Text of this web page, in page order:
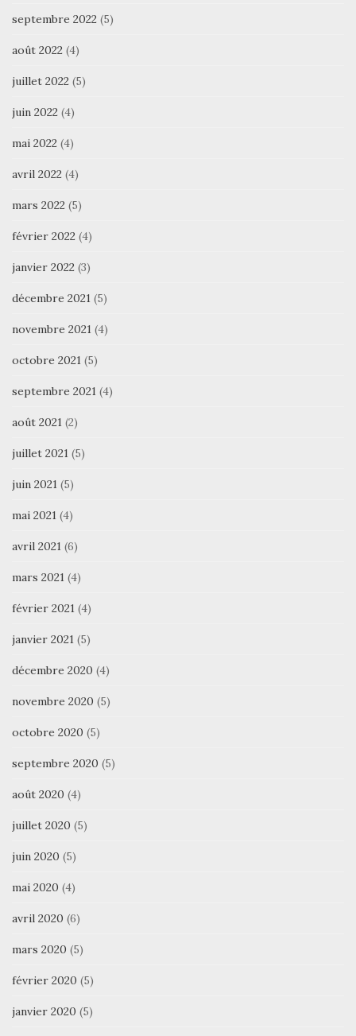
septembre 2022 (5)
août 2022 (4)
juillet 2022 (5)
juin 2022 (4)
mai 2022 (4)
avril 2022 (4)
mars 2022 (5)
février 2022 (4)
janvier 2022 (3)
décembre 2021 (5)
novembre 2021 (4)
octobre 2021 (5)
septembre 2021 (4)
août 2021 (2)
juillet 2021 (5)
juin 2021 (5)
mai 2021 (4)
avril 2021 (6)
mars 2021 (4)
février 2021 (4)
janvier 2021 (5)
décembre 2020 (4)
novembre 2020 (5)
octobre 2020 (5)
septembre 2020 (5)
août 2020 (4)
juillet 2020 (5)
juin 2020 (5)
mai 2020 (4)
avril 2020 (6)
mars 2020 (5)
février 2020 (5)
janvier 2020 (5)